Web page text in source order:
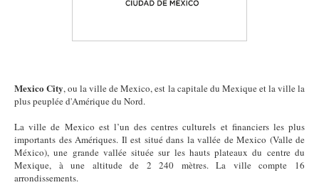
Mexico City, ou la ville de Mexico, est la capitale du Mexique et la ville la
plus peuplée d'Amérique du Nord.
La ville de Mexico est l’un des centres culturels et financiers les plus
importants des Amériques. Il est situé dans la vallée de Mexico (Valle de
México), une grande vallée située sur les hauts plateaux du centre du
Mexique, à une altitude de 2 240 mètres. La ville compte 16
arrondissements.